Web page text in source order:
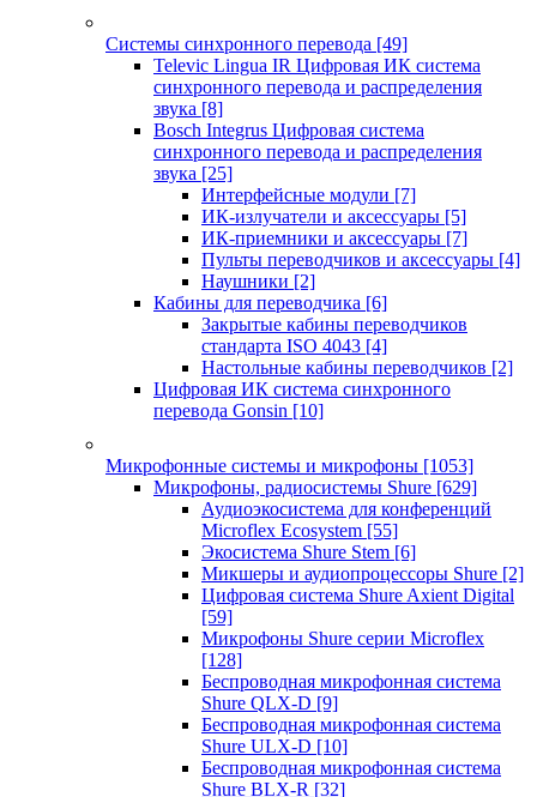
Системы синхронного перевода [49]
Televic Lingua IR Цифровая ИК система
синхронного перевода и распределения
звука [8]
Bosch Integrus Цифровая система
синхронного перевода и распределения
звука [25]
Интерфейсные модули [7]
ИК-излучатели и аксессуары [5]
ИК-приемники и аксессуары [7]
Пульты переводчиков и аксессуары [4]
Наушники [2]
Кабины для переводчика [6]
Закрытые кабины переводчиков
стандарта ISO 4043 [4]
Настольные кабины переводчиков [2]
Цифровая ИК система синхронного
перевода Gonsin [10]
Микрофонные системы и микрофоны [1053]
Микрофоны, радиосистемы Shure [629]
Аудиоэкосистема для конференций
Microflex Ecosystem [55]
Экосистема Shure Stem [6]
Микшеры и аудиопроцессоры Shure [2]
Цифровая система Shure Axient Digital
[59]
Микрофоны Shure серии Microflex
[128]
Беспроводная микрофонная система
Shure QLX-D [9]
Беспроводная микрофонная система
Shure ULX-D [10]
Беспроводная микрофонная система
Shure BLX-R [32]